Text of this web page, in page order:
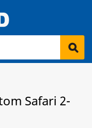
Safari 2-